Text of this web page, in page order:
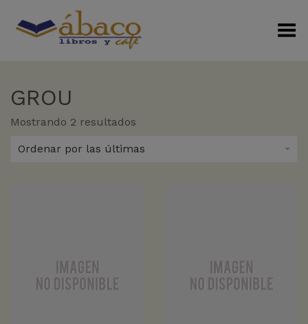
Menú Alterno
GROU
Mostrando 2 resultados
Ordenar por las últimas